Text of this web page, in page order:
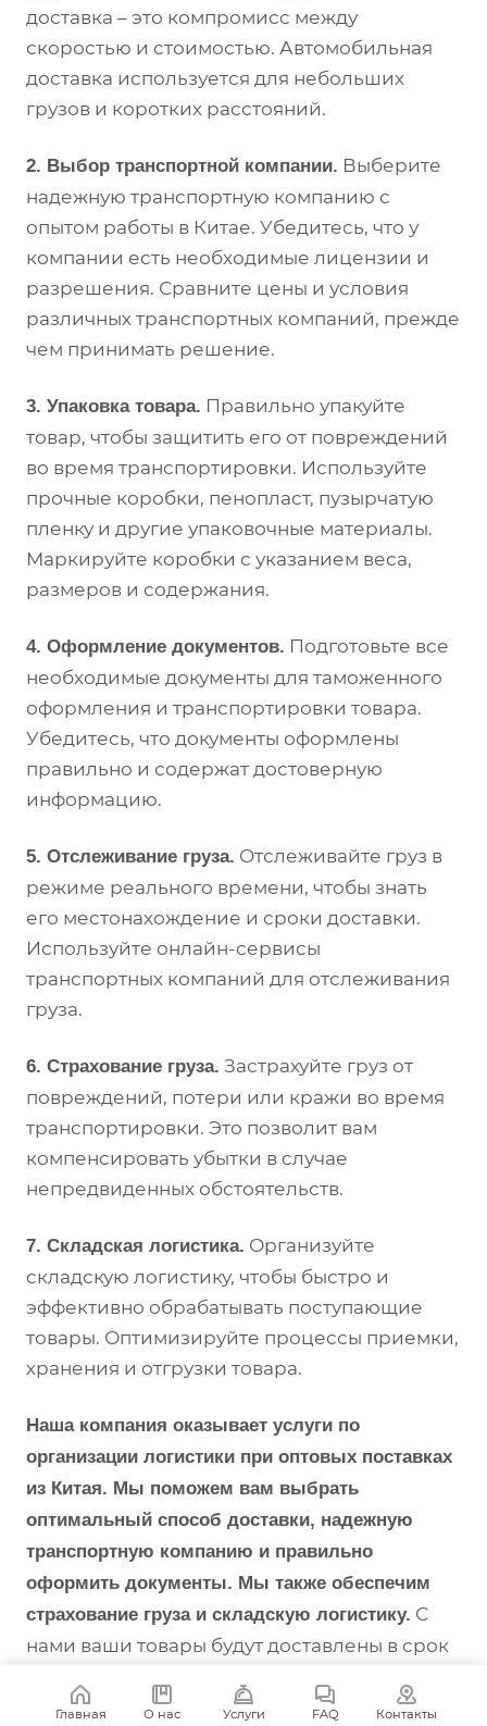
доставка – это компромисс между
скоростью и стоимостью. Автомобильная
доставка используется для небольших
грузов и коротких расстояний.
2. Выбор транспортной компании. Выберите
надежную транспортную компанию с
опытом работы в Китае. Убедитесь, что у
компании есть необходимые лицензии и
разрешения. Сравните цены и условия
различных транспортных компаний, прежде
чем принимать решение.
3. Упаковка товара. Правильно упакуйте
товар, чтобы защитить его от повреждений
во время транспортировки. Используйте
прочные коробки, пенопласт, пузырчатую
пленку и другие упаковочные материалы.
Маркируйте коробки с указанием веса,
размеров и содержания.
4. Оформление документов. Подготовьте все
необходимые документы для таможенного
оформления и транспортировки товара.
Убедитесь, что документы оформлены
правильно и содержат достоверную
информацию.
5. Отслеживание груза. Отслеживайте груз в
режиме реального времени, чтобы знать
его местонахождение и сроки доставки.
Используйте онлайн-сервисы
транспортных компаний для отслеживания
груза.
6. Страхование груза. Застрахуйте груз от
повреждений, потери или кражи во время
транспортировки. Это позволит вам
компенсировать убытки в случае
непредвиденных обстоятельств.
7. Складская логистика. Организуйте
складскую логистику, чтобы быстро и
эффективно обрабатывать поступающие
товары. Оптимизируйте процессы приемки,
хранения и отгрузки товара.
Наша компания оказывает услуги по
организации логистики при оптовых поставках
из Китая. Мы поможем вам выбрать
оптимальный способ доставки, надежную
транспортную компанию и правильно
оформить документы. Мы также обеспечим
страхование груза и складскую логистику. С
нами ваши товары будут доставлены в срок
Главная О нас Услуги FAQ Контакты